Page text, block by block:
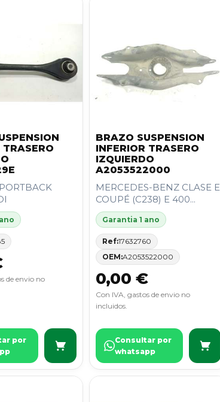
TRASERO
de envio no
por
BRAZO SUSPENSION
INFERIOR TRASERO
IZQUIERDO
A2053522000
MERCEDES-BENZ CLASE E
COUPÉ (C238) E 400...
Garantia 1 ano
Ref:17632760
OEM:A2053522000
0,00 €
Con IVA, gastos de envio no
incluidos.
Consultar por
whatsapp